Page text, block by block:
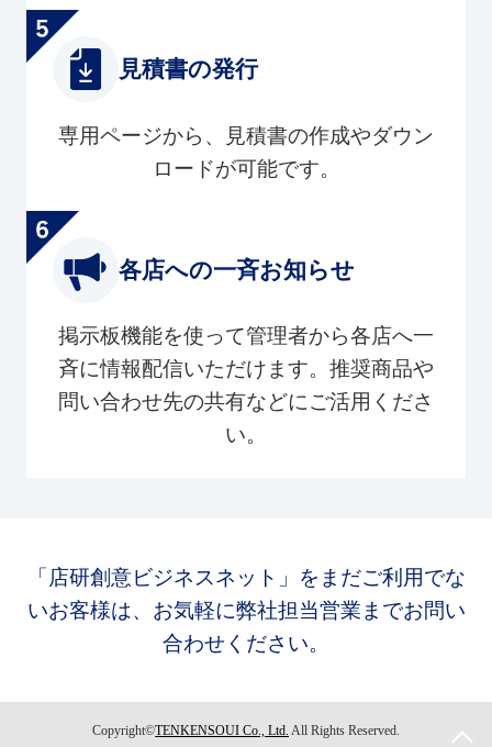
見積書の発行
専用ページから、見積書の作成やダウン
ロードが可能です。
各店への一斉お知らせ
掲示板機能を使って管理者から各店へ一
斉に情報配信いただけます。推奨商品や
問い合わせ先の共有などにご活用くださ
い。
「店研創意ビジネスネット」をまだご利用でな
いお客様は、お気軽に弊社担当営業までお問い
合わせください。
Copyright©TENKENSOUI Co., Ltd. All Rights Reserved.